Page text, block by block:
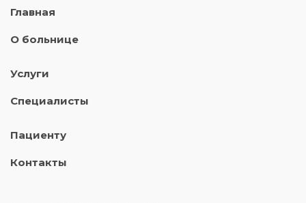
Главная
О больнице
Услуги
Специалисты
Пациенту
Контакты